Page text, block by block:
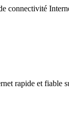
connectivité
rapide et fiable